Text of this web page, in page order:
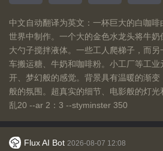
中文自动翻译为英文：一杯巨大的白咖
世界中制作。一个大的金色水龙头将牛奶
大勺子搅拌液体。一些工人爬梯子，而
车搬运糖、牛奶和咖啡粉。小工厂等工
开、梦幻般的感觉。背景具有温暖的渐
般的氛围。超真实的细节、电影般的灯
乱20 --ar 2：3 --styminster 350
Flux AI Bot 2026-08-07 12:08